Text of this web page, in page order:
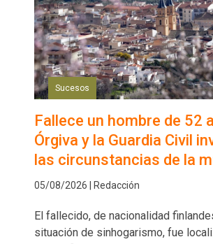
Sucesos
Fallece un hombre de 52
Órgiva y la Guardia Civil
las circunstancias de la
05/08/2026 | Redacción
El fallecido, de nacionalidad
situación de sinhogarismo, fue